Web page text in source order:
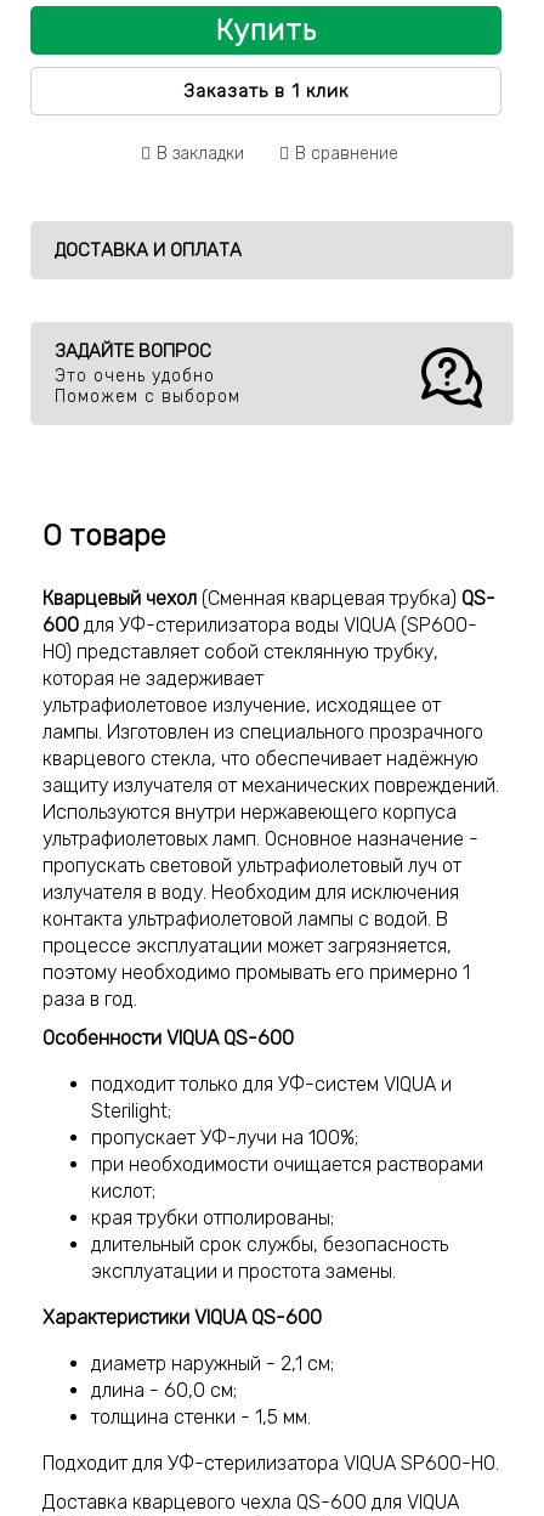
Купить
Заказать в 1 клик
В закладки В сравнение
ДОСТАВКА И ОПЛАТА
ЗАДАЙТЕ ВОПРОС
Это очень удобно
Поможем с выбором
О товаре
Кварцевый чехол (Сменная кварцевая трубка) QS-
600 для УФ-стерилизатора воды VIQUA (SP600-
HO) представляет собой стеклянную трубку,
которая не задерживает
ультрафиолетовое излучение, исходящее от
лампы. Изготовлен из специального прозрачного
кварцевого стекла, что обеспечивает надёжную
защиту излучателя от механических повреждений.
Используются внутри нержавеющего корпуса
ультрафиолетовых ламп. Основное назначение -
пропускать световой ультрафиолетовый луч от
излучателя в воду. Необходим для исключения
контакта ультрафиолетовой лампы с водой. В
процессе эксплуатации может загрязняется,
поэтому необходимо промывать его примерно 1
раза в год.
Особенности VIQUA QS-600
подходит только для УФ-систем VIQUA и
Sterilight;
пропускает УФ-лучи на 100%;
при необходимости очищается растворами
кислот;
края трубки отполированы;
длительный срок службы, безопасность
эксплуатации и простота замены.
Характеристики VIQUA QS-600
диаметр наружный - 2,1 см;
длина - 60,0 см;
толщина стенки - 1,5 мм.
Подходит для УФ-стерилизатора VIQUA SP600-HO.
Доставка кварцевого чехла QS-600 для VIQUA